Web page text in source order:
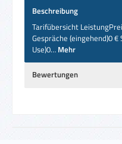
Beschreibung
Tarifübersicht
Gespräche (eingehend)0
Use)0… Mehr
Bewertungen